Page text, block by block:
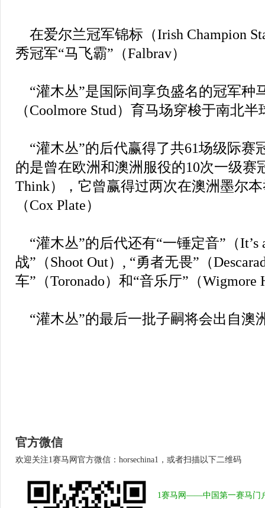
在爱尔兰冠军锦标（Irish Champion
秀冠军“马飞霸”（Falbrav）
“灌木丛”是国际间享负盛名的冠军种
（Coolmore Stud）育马场穿梭于南北
“灌木丛”的后代赢得了共61场级际赛
的是曾在欧洲和澳洲服役的10次一级赛
Think），它曾赢得过两次在澳洲墨尔
（Cox Plate）
“灌木丛”的后代还有“一锤定音”（It’s
战”（Shoot Out）, “勇者无畏”（
车”（Toronado）和“音乐厅”（Wigmore
“灌木丛”的最后一批子嗣将会出自澳
官方微信
欢迎关注1赛马网官方微信：horsechina1，或者扫描以下二维码
1赛马网——中国第一赛马门